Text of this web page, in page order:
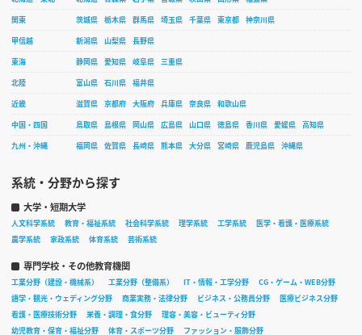
関東
茨城県 栃木県 群馬県 埼玉県 千葉県 東京都
神奈川県
甲信越
新潟県 山梨県
長野県
東海
静岡県 愛知県 岐阜県
三重県
北陸
富山県 石川県
福井県
近畿
滋賀県 京都府 大阪府 兵庫県 奈良県
和歌山県
中国・四国
鳥取県 島根県 岡山県 広島県 山口県 徳島県 香川県 愛媛県
高知県
九州・沖縄
福岡県 佐賀県 長崎県 熊本県 大分県 宮崎県 鹿児島県 沖縄県
系統・分野から探す
大学・短期大学
人文科学系統 教育・福祉系統 社会科学系統 理学系統 工学系統
医学・看護・医療系統
農学系統
家政系統 体育系統 芸術系統
専門学校・その他教育機関
工業分野（建設・機械系） 工業分野（整備系） IT・情報・工学分野
CG・ゲーム・WEB分野
語学・観光・ウェディング分野
商業実務・法律分野 ビジネス・公務員分野
医療ビジネス分野
看護・医療技術分野
栄養・調理・食分野
理容・美容・ビューティ分野
幼児教育・保育・福祉分野
体育・スポーツ分野
ファッション・服飾分野